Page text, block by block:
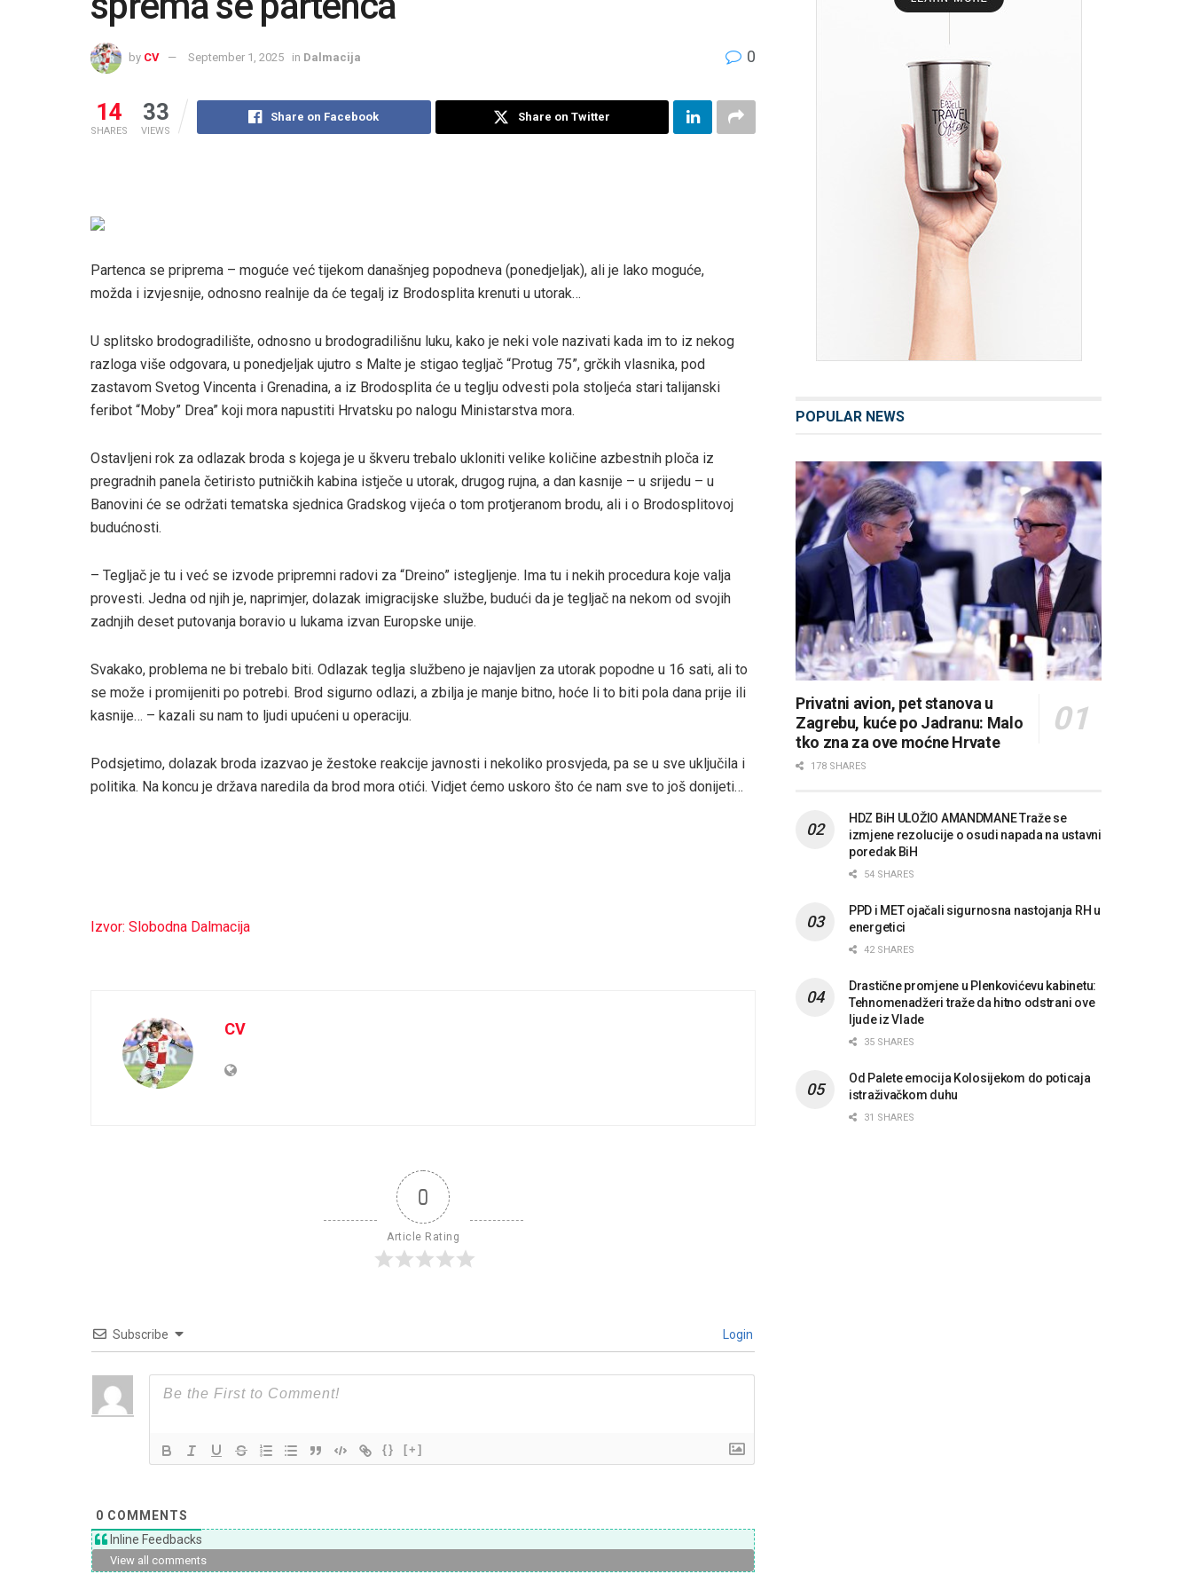
by CV September 1, 2025 in Dalmacija 0
14
SHARES
33
VIEWS
Share on Facebook Share on Twitter
Partenca se priprema – moguće već tijekom današnjeg popodneva (ponedjeljak), ali je lako moguće,
možda i izvjesnije, odnosno realnije da će tegalj iz Brodosplita krenuti u utorak…
U splitsko brodogradilište, odnosno u brodogradilišnu luku, kako je neki vole nazivati kada im to iz nekog
razloga više odgovara, u ponedjeljak ujutro s Malte je stigao tegljač “Protug 75”, grčkih vlasnika, pod
zastavom Svetog Vincenta i Grenadina, a iz Brodosplita će u teglju odvesti pola stoljeća stari talijanski
feribot “Moby” Drea” koji mora napustiti Hrvatsku po nalogu Ministarstva mora.
Ostavljeni rok za odlazak broda s kojega je u škveru trebalo ukloniti velike količine azbestnih ploča iz
pregradnih panela četiristo putničkih kabina istječe u utorak, drugog rujna, a dan kasnije – u srijedu – u
Banovini će se održati tematska sjednica Gradskog vijeća o tom protjeranom brodu, ali i o Brodosplitovoj
budućnosti.
– Tegljač je tu i već se izvode pripremni radovi za “Dreino” istegljenje. Ima tu i nekih procedura koje valja
provesti. Jedna od njih je, naprimjer, dolazak imigracijske službe, budući da je tegljač na nekom od svojih
zadnjih deset putovanja boravio u lukama izvan Europske unije.
Svakako, problema ne bi trebalo biti. Odlazak teglja službeno je najavljen za utorak popodne u 16 sati, ali to
se može i promijeniti po potrebi. Brod sigurno odlazi, a zbilja je manje bitno, hoće li to biti pola dana prije ili
kasnije… – kazali su nam to ljudi upućeni u operaciju.
Podsjetimo, dolazak broda izazvao je žestoke reakcije javnosti i nekoliko prosvjeda, pa se u sve uključila i
politika. Na koncu je država naredila da brod mora otići. Vidjet ćemo uskoro što će nam sve to još donijeti…
Izvor: Slobodna Dalmacija
CV
0
Article Rating
Subscribe Login
{} [+]
0 COMMENTS
Inline Feedbacks
View all comments
POPULAR NEWS
Privatni avion, pet stanova u
Zagrebu, kuće po Jadranu: Malo
tko zna za ove moćne Hrvate
178 SHARES
HDZ BiH ULOŽIO AMANDMANE Traže se
izmjene rezolucije o osudi napada na ustavni
poredak BiH
54 SHARES
PPD i MET ojačali sigurnosna nastojanja RH u
energetici
42 SHARES
Drastične promjene u Plenkovićevu kabinetu:
Tehnomenadžeri traže da hitno odstrani ove
ljude iz Vlade
35 SHARES
Od Palete emocija Kolosijekom do poticaja
istraživačkom duhu
31 SHARES